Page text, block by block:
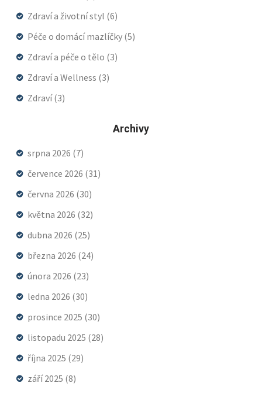
Zdraví a životní styl (6)
Péče o domácí mazlíčky (5)
Zdraví a péče o tělo (3)
Zdraví a Wellness (3)
Zdraví(3)
Archivy
srpna 2026 (7)
července 2026 (31)
června 2026 (30)
května 2026 (32)
dubna 2026 (25)
března 2026 (24)
února 2026 (23)
ledna 2026 (30)
prosince 2025 (30)
listopadu 2025 (28)
října 2025 (29)
září 2025 (8)